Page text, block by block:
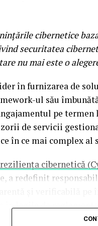
ale festivalului.
club imersiv inspirat
vizuale,
Aici ii veti gasi pe
si reprezentanti ai
o alta poveste
activarile de
cibernetice
securitatea
nu mai este o
în furnizarea de
ul său
pe
de servicii
în ce mai complex
cibernetică
a redefinit
în legile de
vulnerabilitățile